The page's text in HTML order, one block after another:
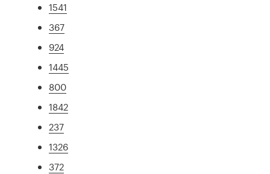
1541
367
924
1445
800
1842
237
1326
372